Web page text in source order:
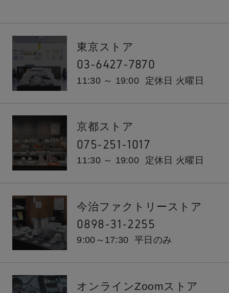
東京ストア
03-6427-7870
11:30 ～ 19:00 定休日 火曜日
京都ストア
075-251-1017
11:30 ～ 19:00 定休日 火曜日
今治ファクトリーストア
0898-31-2255
9:00～17:30 平日のみ
オンラインZoomストア